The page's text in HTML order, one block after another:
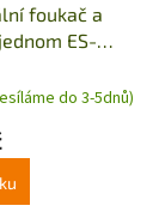
foukač a
ES-
do 3-5dnů)